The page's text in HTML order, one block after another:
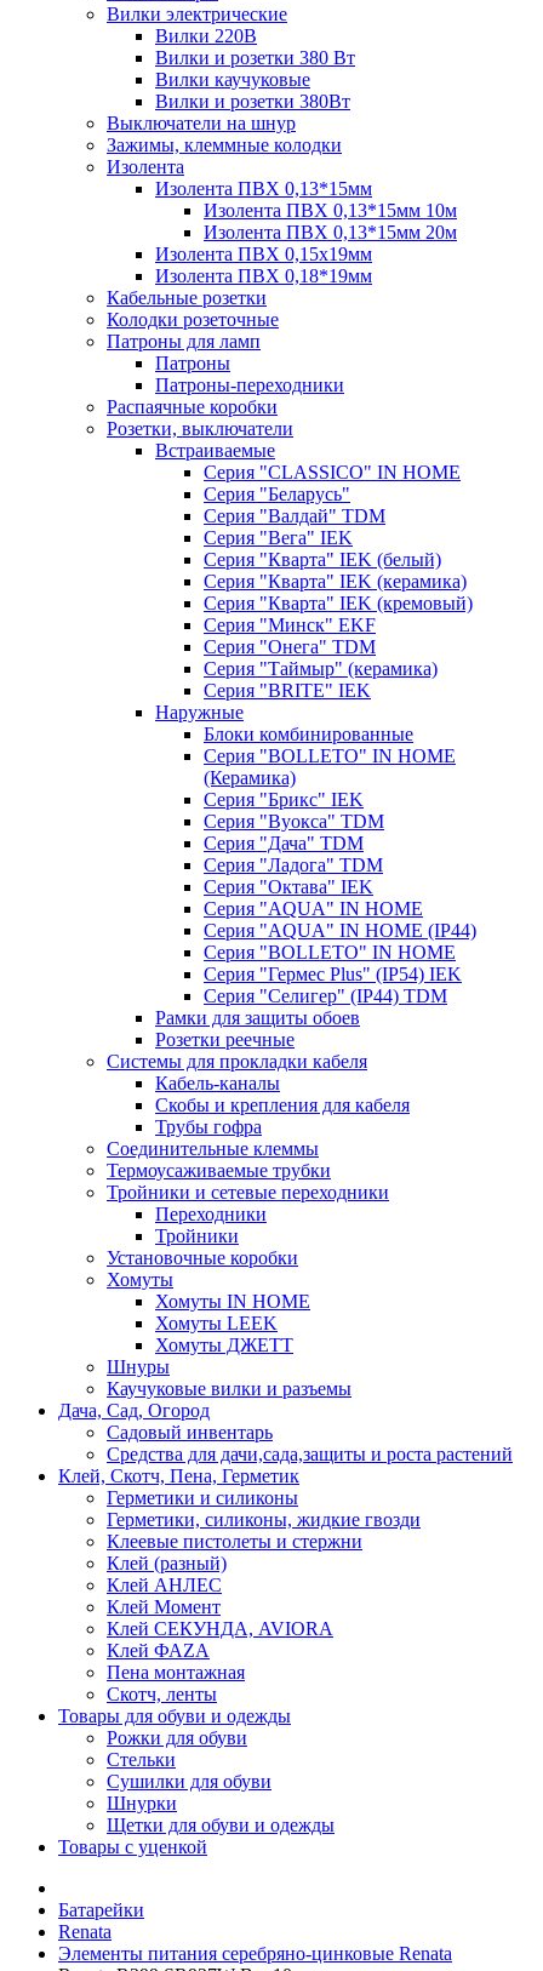
Вилки электрические
Вилки 220В
Вилки и розетки 380 Вт
Вилки каучуковые
Вилки и розетки 380Вт
Выключатели на шнур
Зажимы, клеммные колодки
Изолента
Изолента ПВХ 0,13*15мм
Изолента ПВХ 0,13*15мм 10м
Изолента ПВХ 0,13*15мм 20м
Изолента ПВХ 0,15х19мм
Изолента ПВХ 0,18*19мм
Кабельные розетки
Колодки розеточные
Патроны для ламп
Патроны
Патроны-переходники
Распаячные коробки
Розетки, выключатели
Встраиваемые
Серия "CLASSICO" IN HOME
Серия "Беларусь"
Серия "Валдай" TDM
Серия "Вега" IEK
Серия "Кварта" IEK (белый)
Серия "Кварта" IEK (керамика)
Серия "Кварта" IEK (кремовый)
Серия "Минск" EKF
Серия "Онега" TDM
Серия "Таймыр" (керамика)
Серия "BRITE" IEK
Наружные
Блоки комбинированные
Серия "BОLLETO" IN HOME
(Керамика)
Серия "Брикс" IEK
Серия "Вуокса" TDM
Серия "Дача" TDM
Серия "Ладога" TDM
Серия "Октава" IEK
Серия "AQUA" IN HOME
Серия "AQUA" IN HOME (IP44)
Серия "BОLLETO" IN HOME
Серия "Гермес Plus" (IP54) IEK
Серия "Селигер" (IP44) TDM
Рамки для защиты обоев
Розетки реечные
Системы для прокладки кабеля
Кабель-каналы
Скобы и крепления для кабеля
Трубы гофра
Соединительные клеммы
Термоусаживаемые трубки
Тройники и сетевые переходники
Переходники
Тройники
Установочные коробки
Хомуты
Хомуты IN HOME
Хомуты LEEK
Хомуты ДЖЕТТ
Шнуры
Каучуковые вилки и разъемы
Дача, Сад, Огород
Садовый инвентарь
Средства для дачи,сада,защиты и роста растений
Клей, Скотч, Пена, Герметик
Герметики и силиконы
Герметики, силиконы, жидкие гвозди
Клеевые пистолеты и стержни
Клей (разный)
Клей АНЛЕС
Клей Момент
Клей СЕКУНДА, AVIORA
Клей ФАZА
Пена монтажная
Скотч, ленты
Товары для обуви и одежды
Рожки для обуви
Стельки
Сушилки для обуви
Шнурки
Щетки для обуви и одежды
Товары с уценкой
Батарейки
Renata
Элементы питания серебряно-цинковые Renata